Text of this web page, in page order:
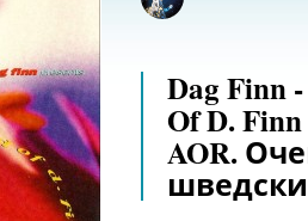
Dag Finn
Of D.
AOR.